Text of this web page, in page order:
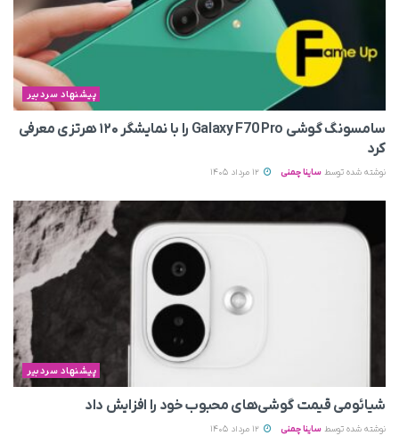
پیشنهاد سردبیر
سامسونگ گوشی Galaxy F70 Pro را با نمایشگر ۱۲۰ هرتزی معرفی
کرد
نوشته شده توسط ساینا چمنی
پیشنهاد سردبیر
شیائومی قیمت گوشی‌های محبوب خود را افزایش داد
نوشته شده توسط ساینا چمنی